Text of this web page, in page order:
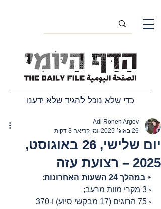
כדי שלא נוכל להגיד שלא ידענו
יום שלישי, 26 באוגוסט,
2025 – רצועת עזה
Adi Ronen Argov
26 באוג׳ 2025
זמן קריאה 3 דקות
‣ במהלך 24 השעות האחרונות
:
◦ 3 מקרי מוות מרעב;